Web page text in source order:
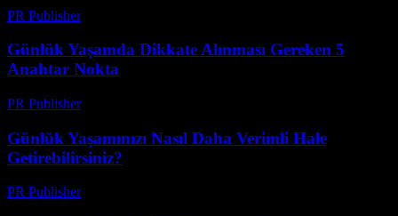
PR Publisher-
Günlük Yaşamda Dikkate Alınması Gereken 5
Anahtar Nokta
PR Publisher-
Günlük Yaşamınızı Nasıl Daha Verimli Hale
Getirebilirsiniz?
PR Publisher-